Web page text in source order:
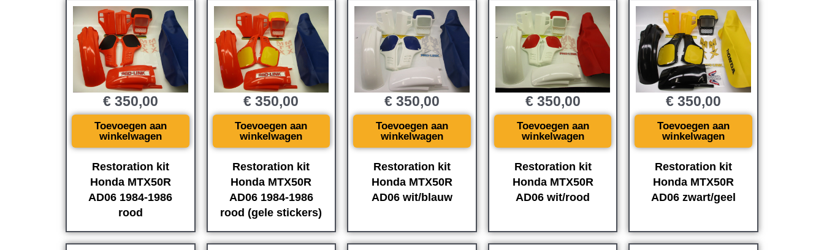
Restoration kit
Honda MTX50R
AD06 1984-1986
rood
€350,00
Toevoegen aan
winkelwagen
Restoration kit
Honda MTX50R
AD06 1984-1986
rood (gele stickers)
€ 350,00
Toevoegen aan
winkelwagen
Restoration kit
Honda MTX50R
AD06 wit/blauw
€350,00
Toevoegen aan
winkelwagen
Restoration kit
Honda MTX50R
AD06 wit/rood
€350,00
Toevoegen aan
winkelwagen
Restoration kit
Honda MTX50R
AD06 zwart/geel
€ 350,00
Toevoegen aan
winkelwagen